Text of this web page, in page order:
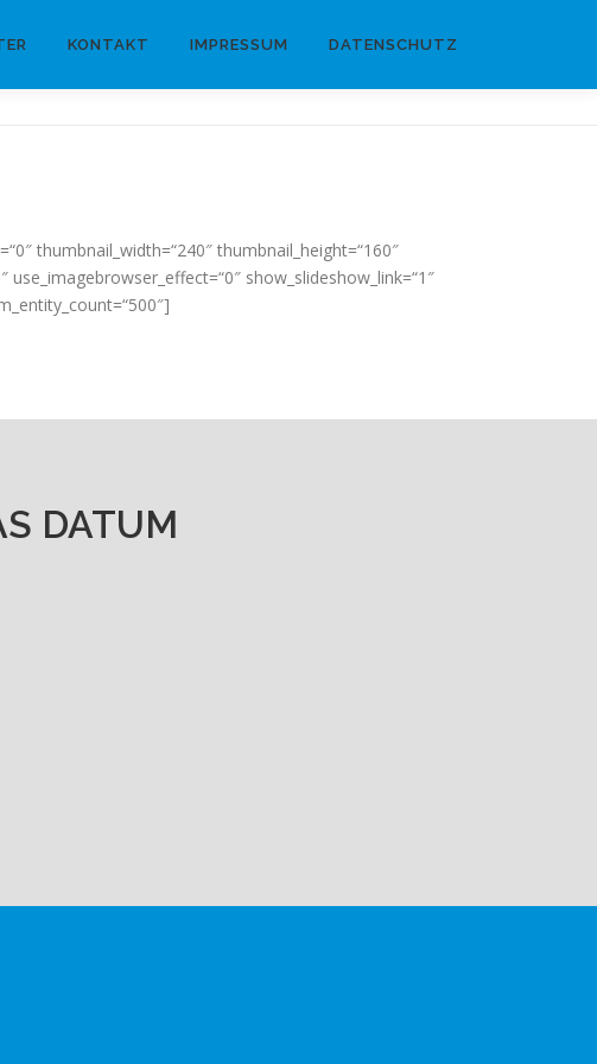
KONTAKT IMPRESSUM DATENSCHUTZ
thumbnail_width=“240″ thumbnail_height=“160″
use_imagebrowser_effect=“0″ show_slideshow_link=“1″
DATUM